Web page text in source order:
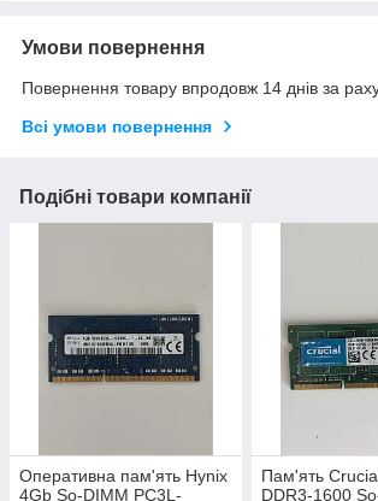
Умови повернення
Повернення товару впродовж 14 днів за
Всі умови повернення
Подібні товари компанії
Оперативна пам'ять Hynix
4Gb So-DIMM PC3L-
Пам'ять
DDR3-1600